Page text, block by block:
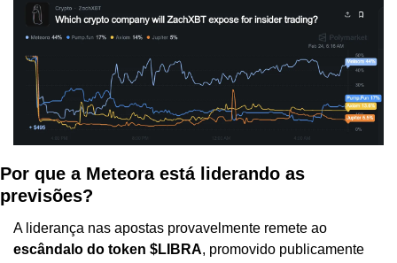
Por que a Meteora está liderando as
previsões?
escândalo do token $LIBRA, promovido publicamente